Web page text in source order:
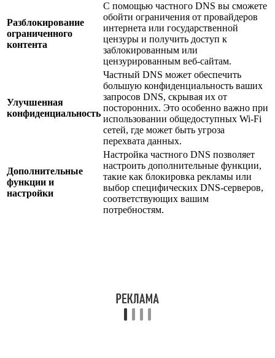
Разблокирование
ограниченного
контента
С помощью частного DNS вы сможете
обойти ограничения от провайдеров
интернета или государственной
цензуры и получить доступ к
заблокированным или
цензурированным веб-сайтам.
Улучшенная
конфиденциальность
Частный DNS может обеспечить
большую конфиденциальность ваших
запросов DNS, скрывая их от
посторонних. Это особенно важно при
использовании общедоступных Wi-Fi
сетей, где может быть угроза
перехвата данных.
Дополнительные
функции и
настройки
Настройка частного DNS позволяет
настроить дополнительные функции,
такие как блокировка рекламы или
выбор специфических DNS-серверов,
соответствующих вашим
потребностям.